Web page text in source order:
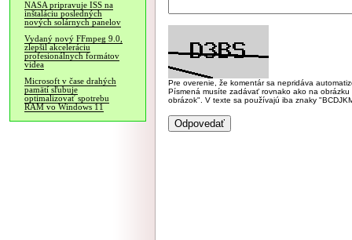
NASA pripravuje ISS na
inštaláciu posledných
nových solárnych panelov
Vydaný nový FFmpeg 9.0,
zlepšil akceleráciu
profesionálnych formátov
videa
Microsoft v čase drahých
pamätí sľubuje
optimalizovať spotrebu
RAM vo Windows 11
Pre overenie, že komentár sa nepridáva
Písmená musíte zadávať rovnako ako na
obrázok". V texte sa používajú iba znaky